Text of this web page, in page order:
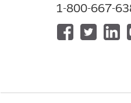
1-800-667-